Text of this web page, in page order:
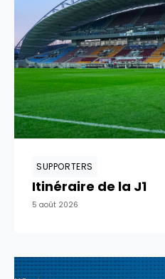
SUPPORTERS
Itinéraire de la J1
5 août 2026